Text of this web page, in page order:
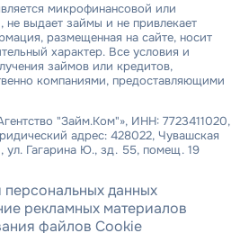
микрофинансовой или
не выдает займы и не привлекает
размещенная на сайте, носит
характер. Все условия и
займов или кредитов,
компаниями, предоставляющими
"Займ.Ком"», ИНН: 7723411020,
адрес: 428022, Чувашская
ул. Гагарина Ю., зд. 55, помещ. 19
данных
рекламных материалов
файлов Cookie